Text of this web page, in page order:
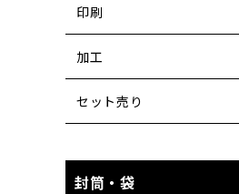
印刷
加工
セット売り
封筒・袋